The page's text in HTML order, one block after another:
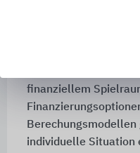
finanziellem
Berechungsmodellen
individuelle Situation